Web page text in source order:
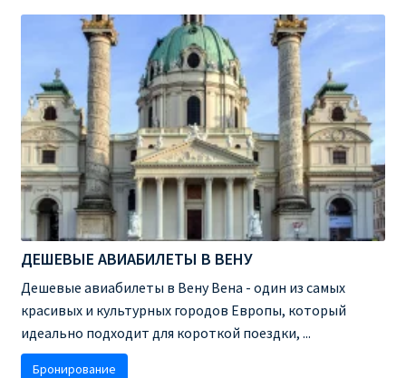
ДЕШЕВЫЕ АВИАБИЛЕТЫ В ВЕНУ
Дешевые авиабилеты в Вену Вена - один из самых
красивых и культурных городов Европы, который
идеально подходит для короткой поездки, ...
Бронирование